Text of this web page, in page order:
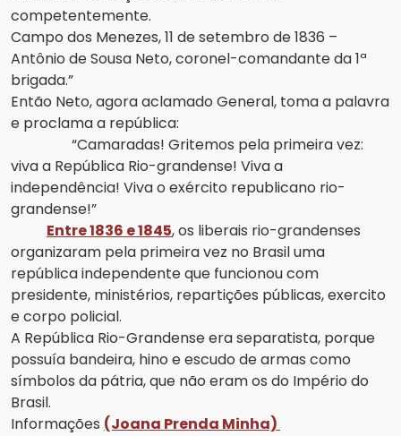
competentemente.
Campo dos Menezes, 11 de setembro de 1836 –
Antônio de Sousa Neto, coronel-comandante da 1ª
brigada.”
Então Neto, agora aclamado General, toma a palavra
e proclama a república:
“Camaradas! Gritemos pela primeira vez:
viva a República Rio-grandense! Viva a
independência! Viva o exército republicano rio-
grandense!”
Entre 1836 e 1845, os liberais rio-grandenses
organizaram pela primeira vez no Brasil uma
república independente que funcionou com
presidente, ministérios, repartições públicas, exercito
e corpo policial.
A República Rio-Grandense era separatista, porque
possuía bandeira, hino e escudo de armas como
símbolos da pátria, que não eram os do Império do
Brasil.
Informações (Joana Prenda Minha)